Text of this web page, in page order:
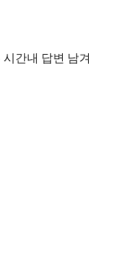
간내 답변 남겨